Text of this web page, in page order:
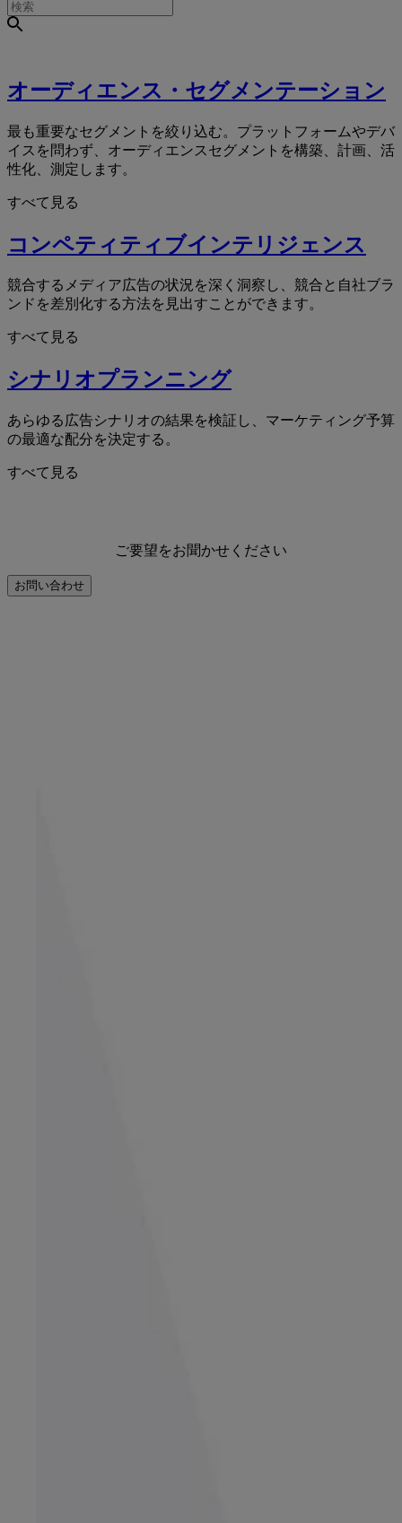
オーディエンス・セグメンテーション
最も重要なセグメントを絞り込む。プラットフォームやデバ
イスを問わず、オーディエンスセグメントを構築、計画、活
性化、測定します。
すべて見る
コンペティティブインテリジェンス
競合するメディア広告の状況を深く洞察し、競合と自社ブラ
ンドを差別化する方法を見出すことができます。
すべて見る
シナリオプランニング
あらゆる広告シナリオの結果を検証し、マーケティング予算
の最適な配分を決定する。
すべて見る
ご要望をお聞かせください
お問い合わせ